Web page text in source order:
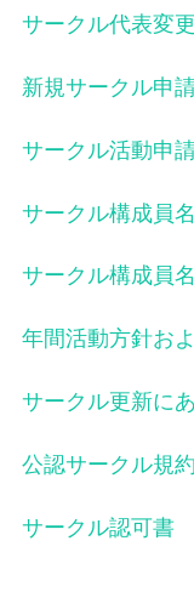
サークル代表変
新規サークル申
サークル活動申
サークル構成員
サークル構成員
年間活動方針お
サークル更新に
公認サークル規約
サークル認可書